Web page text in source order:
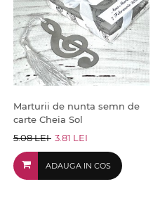
Marturii de nunta semn de
carte Cheia Sol
5.08 LEI 3.81 LEI
ADAUGA IN COS